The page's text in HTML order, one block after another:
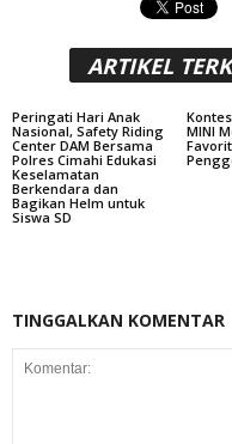
ARTIKEL
Peringati Hari Anak
Nasional, Safety Riding
Center DAM Bersama
Polres Cimahi Edukasi
Keselamatan
Berkendara dan
Bagikan Helm untuk
Siswa SD
MINI
TINGGALKAN KOMENTAR